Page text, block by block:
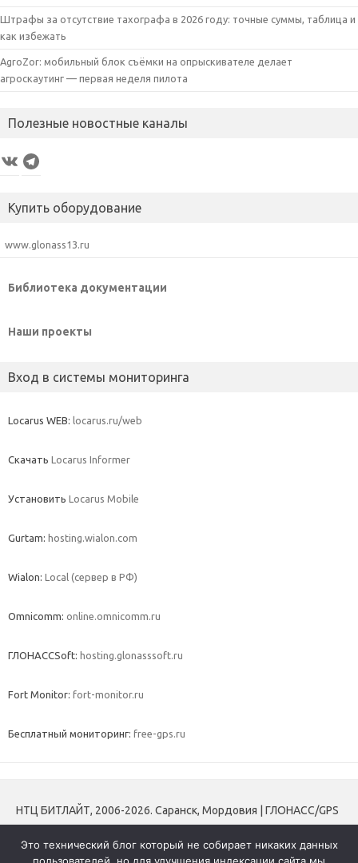
Штрафы за отсутствие тахографа в 2026 году: точные суммы, таблица и
как избежать
AgroZor: мобильный блок съёмки на опрыскивателе делает
агроскаутинг — первая неделя пилота
Полезные новостные каналы
VK Telegram
Купить оборудование
www.glonass13.ru
Библиотека документации
Наши проекты
Вход в системы мониторинга
Locarus WEB: locarus.ru/web
Скачать Locarus Informer
Установить Locarus Mobile
Gurtam: hosting.wialon.com
Wialon: Local (сервер в РФ)
Omnicomm: online.omnicomm.ru
ГЛОНАССSoft: hosting.glonasssoft.ru
Fort Monitor: fort-monitor.ru
Бесплатный мониторинг: free-gps.ru
НТЦ БИТЛАЙТ, 2006-2026. Саранск, Мордовия | ГЛОНАСС/GPS
Тахографы и блоки СКЗИ
Это технический блог который не собирает никаких данных